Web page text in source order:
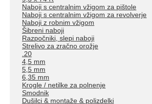
Naboji s centralnim vžigom za pištole
Naboji s centralnim vžigom za revolverje
Naboji z robnim vžigom
Šibreni naboji
Razpočniki, slepi naboji
Strelivo za zračno orožje
.20
4,5 mm
5,5 mm
6,35 mm
Krogle / netilke za polnenje
Smodnik
Dušilci & montaže & polizdelki